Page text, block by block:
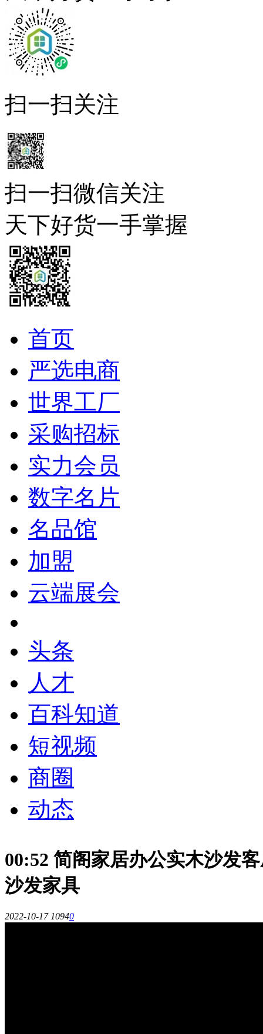
扫一扫关注
扫一扫微信关注
天下好货一手掌握
首页
严选电商
世界工厂
采购招标
实力会员
数字名片
名品馆
加盟
云端展会
头条
人才
百科知道
短视频
商圈
动态
00:52 简阁家居办公实木沙发
沙发家具
2022-10-17 10940